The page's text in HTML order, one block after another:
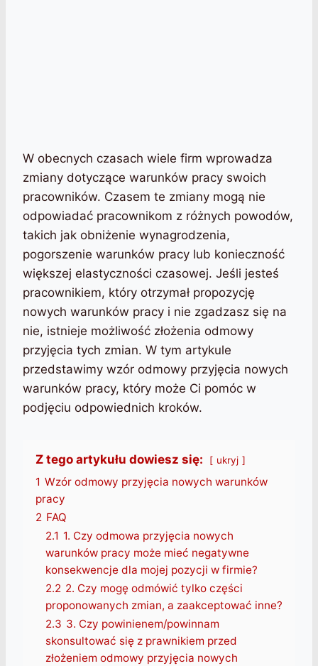
W obecnych czasach wiele firm wprowadza
zmiany dotyczące warunków pracy swoich
pracowników. Czasem te zmiany mogą nie
odpowiadać pracownikom z różnych powodów,
takich jak obniżenie wynagrodzenia,
pogorszenie warunków pracy lub konieczność
większej elastyczności czasowej. Jeśli jesteś
pracownikiem, który otrzymał propozycję
nowych warunków pracy i nie zgadzasz się na
nie, istnieje możliwość złożenia odmowy
przyjęcia tych zmian. W tym artykule
przedstawimy wzór odmowy przyjęcia nowych
warunków pracy, który może Ci pomóc w
podjęciu odpowiednich kroków.
Z tego artykułu dowiesz się: ukryj
1 Wzór odmowy przyjęcia nowych warunków
pracy
2 FAQ
2.1 1. Czy odmowa przyjęcia nowych
warunków pracy może mieć negatywne
konsekwencje dla mojej pozycji w firmie?
2.2 2. Czy mogę odmówić tylko części
proponowanych zmian, a zaakceptować inne?
2.3 3. Czy powinienem/powinnam
skonsultować się z prawnikiem przed
złożeniem odmowy przyjęcia nowych